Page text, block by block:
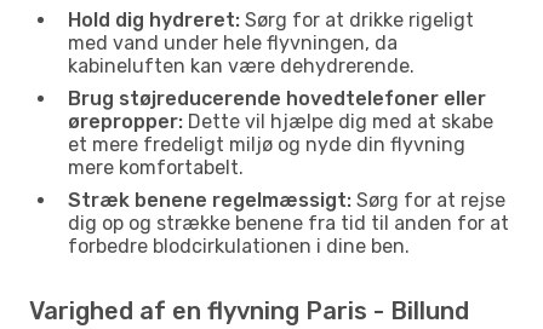
Hold dig hydreret: Sørg for at drikke rigeligt
med vand under hele flyvningen, da
kabineluften kan være dehydrerende.
Brug støjreducerende hovedtelefoner eller
ørepropper: Dette vil hjælpe dig med at skabe
et mere fredeligt miljø og nyde din flyvning
mere komfortabelt.
Stræk benene regelmæssigt: Sørg for at rejse
dig op og strække benene fra tid til anden for at
forbedre blodcirkulationen i dine ben.
Varighed af en flyvning Paris - Billund